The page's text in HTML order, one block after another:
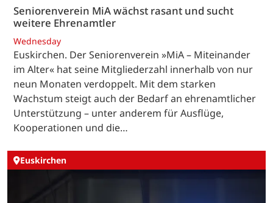
Seniorenverein MiA wächst rasant und sucht
weitere Ehrenamtler
Wednesday
Euskirchen. Der Seniorenverein »MiA – Miteinander
im Alter« hat seine Mitgliederzahl innerhalb von nur
neun Monaten verdoppelt. Mit dem starken
Wachstum steigt auch der Bedarf an ehrenamtlicher
Unterstützung – unter anderem für Ausflüge,
Kooperationen und die…
Euskirchen